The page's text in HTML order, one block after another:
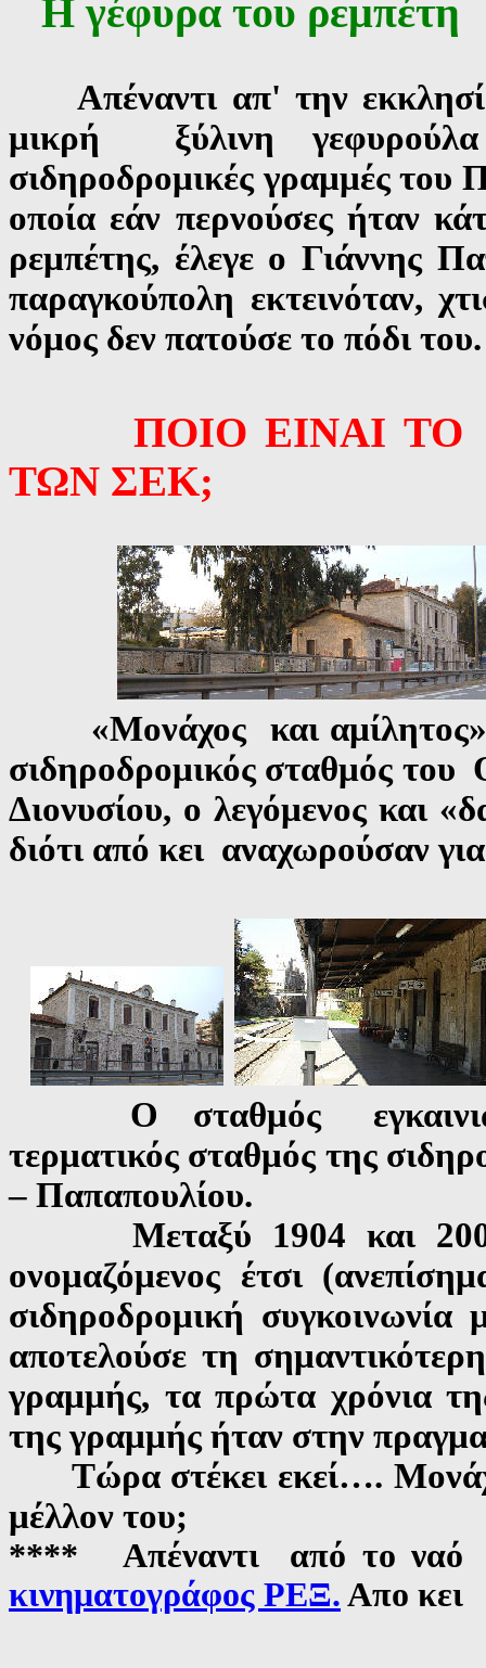
Η γέφυρα του ρεμπέτη
Απέναντι απ' την
μικρή
ξύλινη
σιδηροδρομικές γραμμές του
οποία εάν περνούσες ήταν
ρεμπέτης, έλεγε ο Γιάννης
παραγκούπολη εκτεινόταν,
νόμος δεν πατούσε το πόδι
ΠΟΙΟ ΕΙΝΑΙ
ΤΩΝ ΣΕΚ;
«Μονάχος και αμίλητος»
σιδηροδρομικός σταθμός
Διονυσίου, ο λεγόμενος και
διότι από κει αναχωρούσαν
Ο σταθμός
τερματικός σταθμός της
– Παπαπουλίου.
Μεταξύ 1904 και 2005
ονομαζόμενος έτσι
σιδηροδρομική
αποτελούσε τη
γραμμής, τα πρώτα χρόνια
της γραμμής ήταν στην
Τώρα στέκει εκεί….
μέλλον του;
**** Απέναντι από το ναό
κινηματογράφος ΡΕΞ. Απο κει